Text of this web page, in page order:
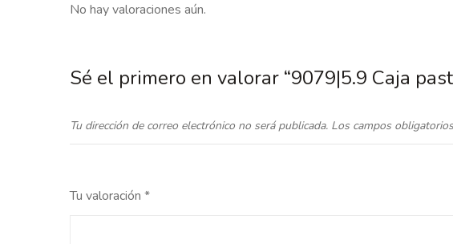
No hay valoraciones aún.
Sé el primero en valorar “9079|5.9 Caja
Tu dirección de correo electrónico no será publicada. Los campos
Tu valoración *